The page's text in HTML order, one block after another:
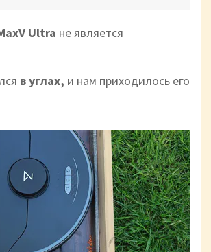
Ultra не является
в углах, и нам приходилось его